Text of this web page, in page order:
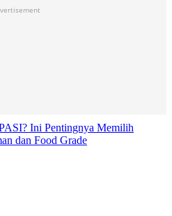
Ini Pentingnya Memilih
dan Food Grade